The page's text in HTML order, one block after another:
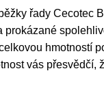
řady Cecotec
prokázané
hmotností
vás přesvědčí,